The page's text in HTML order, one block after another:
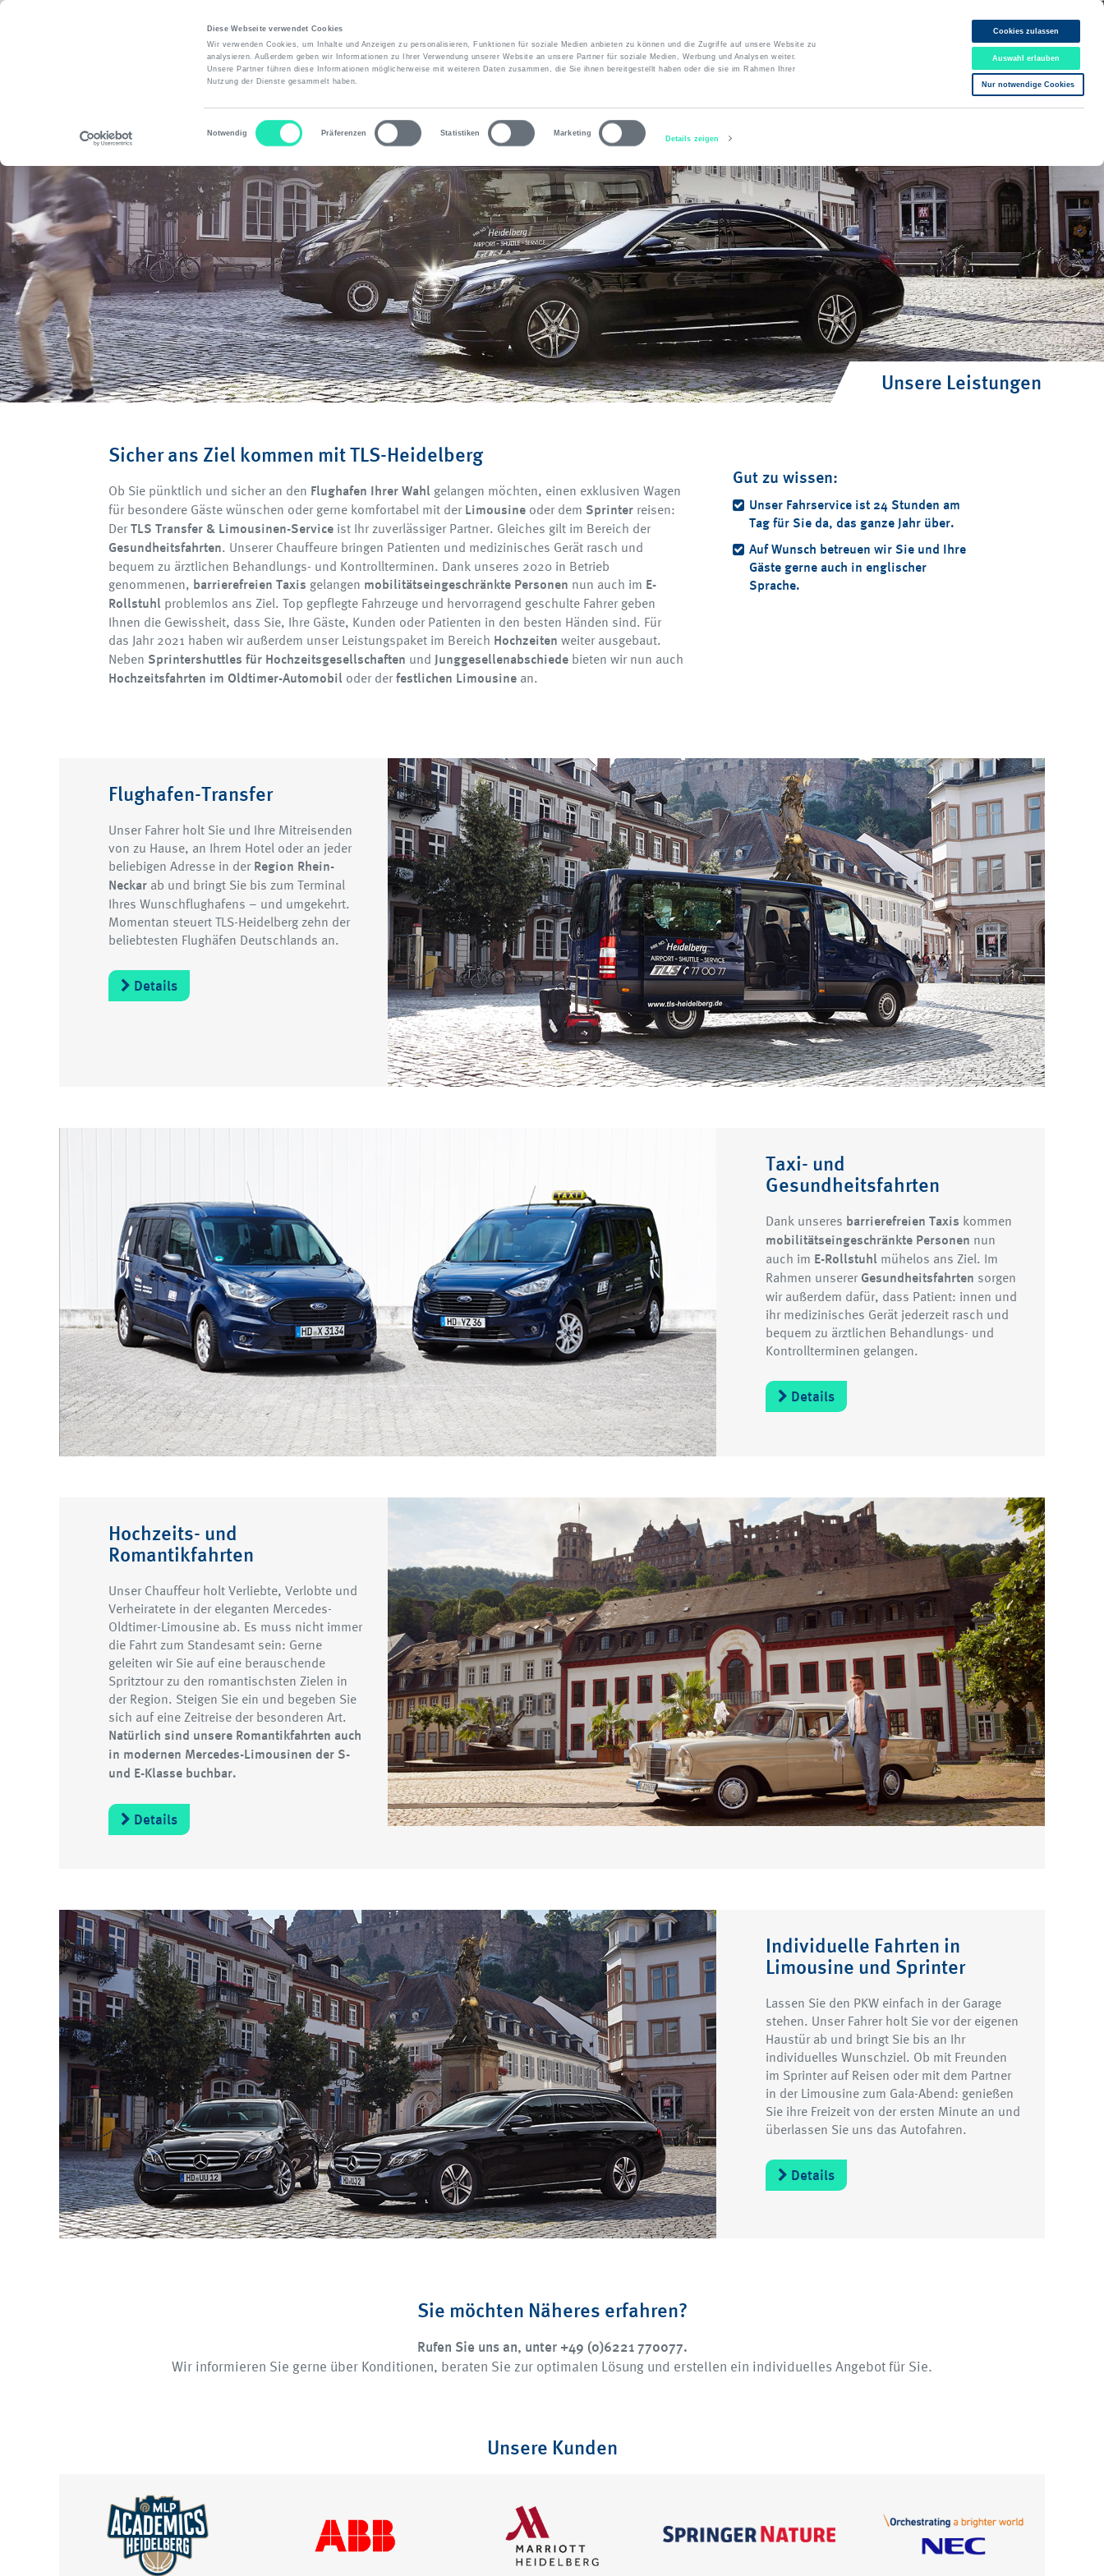
Diese Webseite verwendet Cookies
Wir verwenden Cookies, um Inhalte und Anzeigen zu personalisieren, Funktionen für soziale Medien anbieten zu können und die Zugriffe auf unsere Website zu
analysieren. Außerdem geben wir Informationen zu Ihrer Verwendung unserer Website an unsere Partner für soziale Medien, Werbung und Analysen weiter.
Unsere Partner führen diese Informationen möglicherweise mit weiteren Daten zusammen, die Sie ihnen bereitgestellt haben oder die sie im Rahmen Ihrer
Nutzung der Dienste gesammelt haben.
Einwilligungsauswahl
Notwendig
Präferenzen Statistiken Marketing
Details zeigen
Cookies zulassen
Auswahl erlauben
Nur notwendige Cookies
EN
06221 77 00 77
Bürozeiten Mo-Fr: 8:00 - 18:00
Online-Buchung
Über uns
Unsere Leistungen
Sicher ans Ziel kommen mit TLS-Heidelberg
Ob Sie pünktlich und sicher an den Flughafen Ihrer Wahl gelangen möchten, einen exklusiven Wagen
für besondere Gäste wünschen oder gerne komfortabel mit der Limousine oder dem Sprinter reisen:
DerTLS Transfer & Limousinen-Service ist Ihr zuverlässiger Partner. Gleiches gilt im Bereich der
Gesundheitsfahrten. Unserer Chauffeure bringen Patienten und medizinisches Gerät rasch und
bequem zu ärztlichen Behandlungs- und Kontrollterminen. Dank unseres 2020 in Betrieb
genommenen, barrierefreien Taxis gelangen mobilitätseingeschränkte Personen nun auch im E-
Rollstuhl problemlos ans Ziel. Top gepflegte Fahrzeuge und hervorragend geschulte Fahrer geben
Ihnen die Gewissheit, dass Sie, Ihre Gäste, Kunden oder Patienten in den besten Händen sind. Für
das Jahr 2021 haben wir außerdem unser Leistungspaket im Bereich Hochzeiten weiter ausgebaut.
Neben Sprintershuttles für Hochzeitsgesellschaften und Junggesellenabschiede bieten wir nun auch
Hochzeitsfahrten im Oldtimer-Automobil oder derfestlichen Limousine an.
Gut zu wissen:
Unser Fahrservice ist 24 Stunden am
Tag für Sie da, das ganze Jahr über.
Auf Wunsch betreuen wir Sie und Ihre
Gäste gerne auch in englischer
Sprache.
Flughafen-Transfer
Unser Fahrer holt Sie und Ihre Mitreisenden
von zu Hause, an Ihrem Hotel oder an jeder
beliebigen Adresse in der Region Rhein-
Neckar ab und bringt Sie bis zum Terminal
Ihres Wunschflughafens – und umgekehrt.
Momentan steuert TLS-Heidelberg zehn der
beliebtesten Flughäfen Deutschlands an.
Details
Taxi- und
Gesundheitsfahrten
Dank unseres barrierefreien Taxis kommen
mobilitätseingeschränkte Personen nun
auch im E-Rollstuhl mühelos ans Ziel. Im
Rahmen unserer Gesundheitsfahrten sorgen
wir außerdem dafür, dass Patient: innen und
ihr medizinisches Gerät jederzeit rasch und
bequem zu ärztlichen Behandlungs- und
Kontrollterminen gelangen.
Details
Hochzeits- und
Romantikfahrten
Unser Chauffeur holt Verliebte, Verlobte und
Verheiratete in der eleganten Mercedes-
Oldtimer-Limousine ab. Es muss nicht immer
die Fahrt zum Standesamt sein: Gerne
geleiten wir Sie auf eine berauschende
Spritztour zu den romantischsten Zielen in
der Region. Steigen Sie ein und begeben Sie
sich auf eine Zeitreise der besonderen Art.
Natürlich sind unsere Romantikfahrten auch
in modernen Mercedes-Limousinen der S-
und E-Klasse buchbar.
Details
Individuelle Fahrten in
Limousine und Sprinter
Lassen Sie den PKW einfach in der Garage
stehen. Unser Fahrer holt Sie vor der eigenen
Haustür ab und bringt Sie bis an Ihr
individuelles Wunschziel. Ob mit Freunden
im Sprinter auf Reisen oder mit dem Partner
in der Limousine zum Gala-Abend: genießen
Sie ihre Freizeit von der ersten Minute an und
überlassen Sie uns das Autofahren.
Details
Sie möchten Näheres erfahren?
Rufen Sie uns an, unter +49 (0)6221 770077.
Wir informieren Sie gerne über Konditionen, beraten Sie zur optimalen Lösung und erstellen ein individuelles Angebot für Sie.
Unsere Kunden